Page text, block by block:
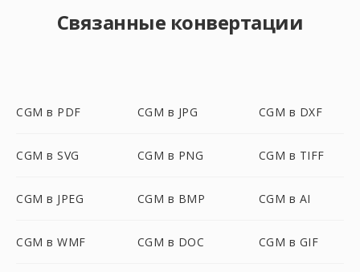
Связанные конвертации
CGM в PDF CGM в JPG CGM в DXF
CGM в SVG CGM в PNG CGM в TIFF
CGM в JPEG CGM в BMP CGM в AI
CGM в WMF CGM в DOC CGM в GIF